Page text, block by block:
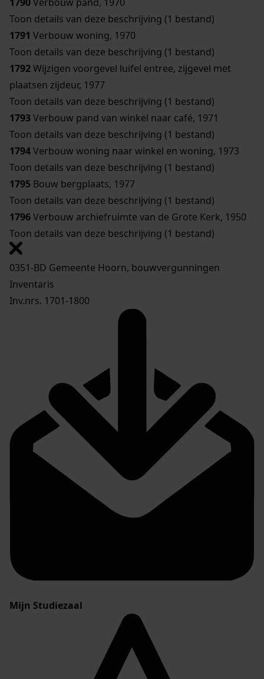
Toon details van deze beschrijving (1 bestand)
1791 Verbouw woning, 1970
Toon details van deze beschrijving (1 bestand)
1792Wijzigen voorgevel luifel entree, zijgevel met
plaatsen zijdeur, 1977
Toon details van deze beschrijving (1 bestand)
1793Verbouw pand van winkel naar café, 1971
Toon details van deze beschrijving (1 bestand)
1794Verbouw woning naar winkel en woning, 1973
Toon details van deze beschrijving (1 bestand)
1795 Bouw bergplaats, 1977
Toon details van deze beschrijving (1 bestand)
1796Verbouw archiefruimte van de Grote Kerk, 1950
Toon details van deze beschrijving (1 bestand)
0351-BD Gemeente Hoorn, bouwvergunningen
Inventaris
Inv.nrs. 1701-1800
Mijn Studiezaal